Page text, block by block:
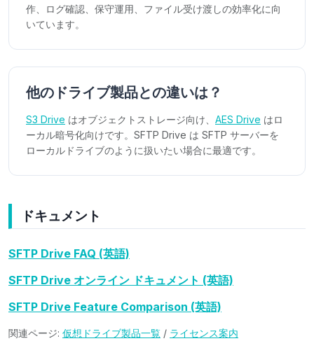
作、ログ確認、保守運用、ファイル受け渡しの効率化に向
いています。
他のドライブ製品との違いは？
S3 Drive はオブジェクトストレージ向け、 AES Drive はロ
ーカル暗号化向けです。SFTP Drive は SFTP サーバーを
ローカルドライブのように扱いたい場合に最適です。
ドキュメント
SFTP Drive FAQ (英語)
SFTP Drive オンライン ドキュメント (英語)
SFTP Drive Feature Comparison (英語)
関連ページ: 仮想ドライブ製品一覧 / ライセンス案内